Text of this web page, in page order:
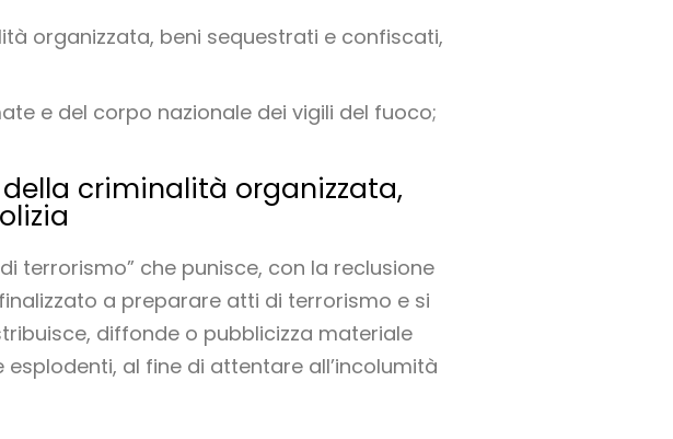
organizzata, beni sequestrati e confiscati,
e del corpo nazionale dei vigili del fuoco;
criminalità organizzata,
terrorismo” che punisce, con la reclusione
a preparare atti di terrorismo e si
diffonde o pubblicizza materiale
al fine di attentare all’incolumità